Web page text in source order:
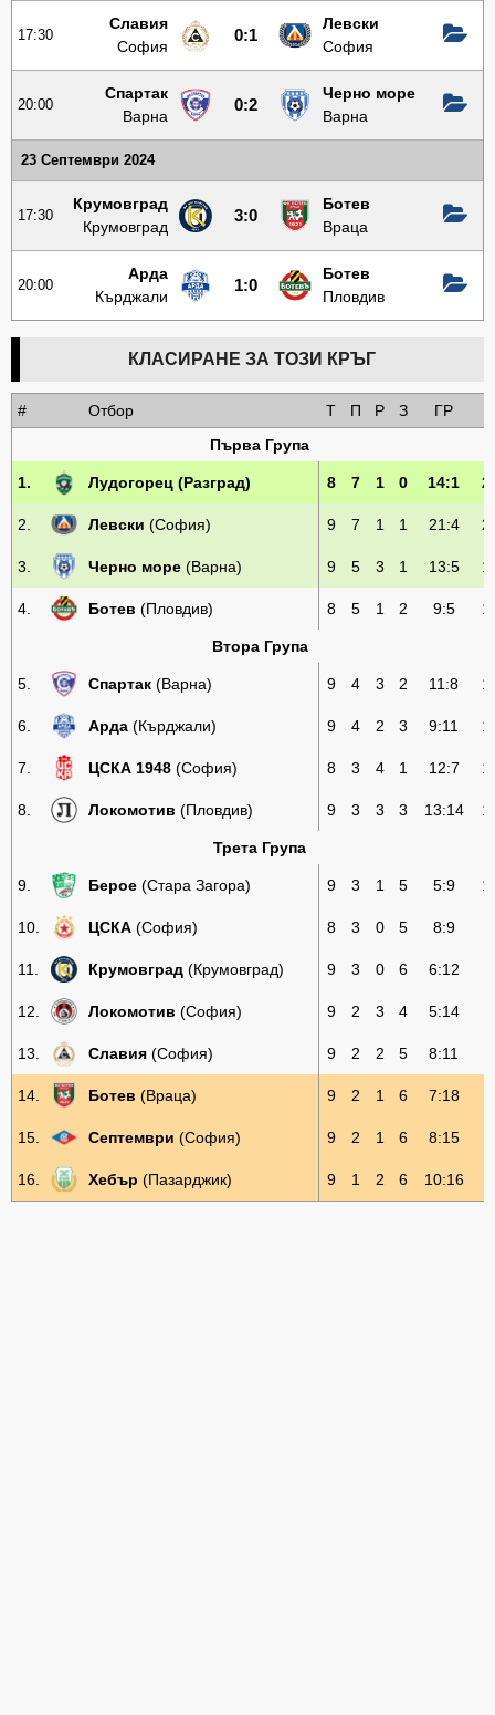
17:30
Славия
София
0:1
Левски
София
20:00
Спартак
Варна
0:2
Черно море
Варна
23 Септември 2024
17:30
Крумовград
Крумовград
3:0
Ботев
Враца
20:00
Арда
Кърджали
1:0
Ботев
Пловдив
КЛАСИРАНЕ ЗА ТОЗИ КРЪГ
# Отбор Т П Р З ГР
Първа Група
1. Лудогорец (Разград) 8 7 1 0 14:1
2. Левски (София) 9 7 1 1 21:4
3. Черно море (Варна) 9 5 3 1 13:5
4. Ботев (Пловдив) 8 5 1 2 9:5
Втора Група
5. Спартак (Варна) 9 4 3 2 11:8
6. Арда (Кърджали) 9 4 2 3 9:11
7. ЦСКА 1948 (София) 8 3 4 1 12:7
8. Локомотив (Пловдив) 9 3 3 3 13:14
Трета Група
9. Берое (Стара Загора) 9 3 1 5 5:9
10. ЦСКА (София) 8 3 0 5 8:9
11. Крумовград (Крумовград) 9 3 0 6 6:12
12. Локомотив (София) 9 2 3 4 5:14
13. Славия (София) 9 2 2 5 8:11
14. Ботев (Враца) 9 2 1 6 7:18
15. Септември (София) 9 2 1 6 8:15
16. Хебър (Пазарджик) 9 1 2 6 10:16